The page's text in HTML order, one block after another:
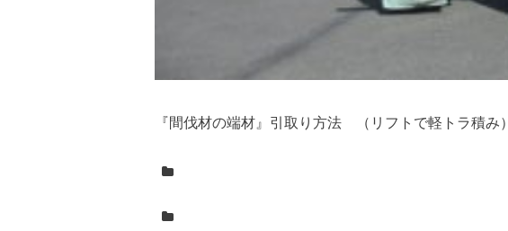
『間伐材の端材』引取り方法 （リフトで軽トラ積み）